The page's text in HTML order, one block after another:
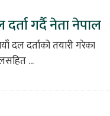
गर्दै नेता नेपाल
दल दर्ताको तयारी गरेका
...